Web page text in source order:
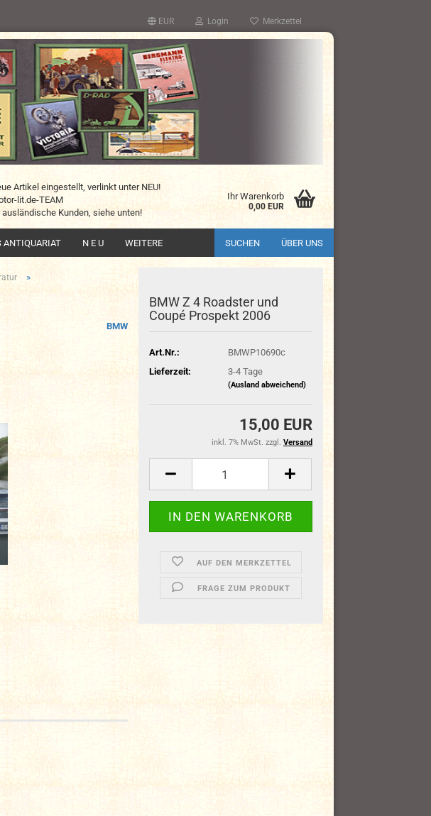
EUR Login Merkzettel
Artikel eingestellt, verlinkt unter NEU!
lit.de-TEAM
Kunden, siehe unten!
Ihr Warenkorb
0,00 EUR
ANTIQUARIAT N E U SUCHEN ÜBER UNS
WEITERE
»
BMW
BMW Z 4 Roadster und
Coupé Prospekt 2006
Art.Nr.:
BMWP10690c
Lieferzeit:
3-4 Tage
(Ausland abweichend)
15,00 EUR
inkl. 7% MwSt. zzgl. Versand
AUF DEN MERKZETTEL
FRAGE ZUM PRODUKT